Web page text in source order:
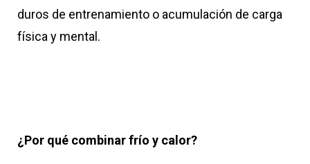
duros de entrenamiento o acumulación de carga
física y mental.
¿Por qué combinar frío y calor?